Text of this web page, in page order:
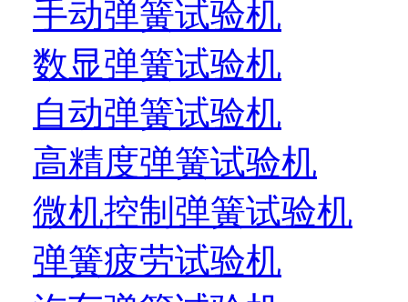
手动弹簧试验机
数显弹簧试验机
自动弹簧试验机
高精度弹簧试验机
微机控制弹簧试验机
弹簧疲劳试验机